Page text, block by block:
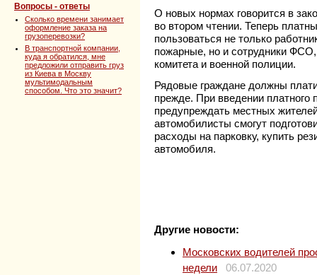
Вопросы - ответы
Сколько времени занимает
оформление заказа на
грузоперевозки?
В транспортной компании,
куда я обратился, мне
предложили отправить груз
из Киева в Москву
мультимодальным
способом. Что это значит?
О новых нормах говорится в
во втором чтении. Теперь
пользоваться не только
пожарные, но и сотрудники
комитета и военной полиции.
Рядовые граждане должны
прежде. При введении платного
предупреждать местных
автомобилисты смогут
расходы на парковку, купить
автомобиля.
Другие новости:
Московских водителей
недели
06.07.2020